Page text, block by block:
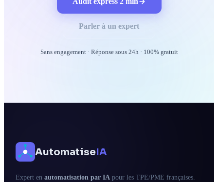
Parler à un expert
Sans engagement · Réponse sous 24h · 100% gratuit
AutomatiseIA
Expert en automatisation par IA pour les TPE/PME françaises.